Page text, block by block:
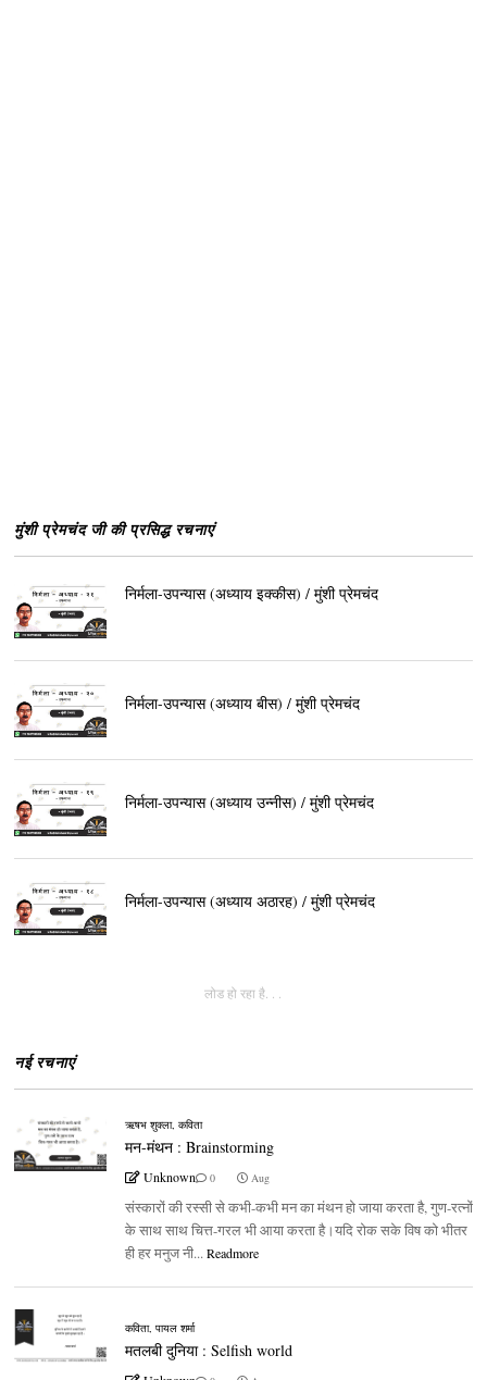
मुंशी प्रेमचंद जी की प्रसिद्ध रचनाएं
निर्मला-उपन्यास (अध्याय इक्कीस) / मुंशी प्रेमचंद
निर्मला-उपन्यास (अध्याय बीस) / मुंशी प्रेमचंद
निर्मला-उपन्यास (अध्याय उन्नीस) / मुंशी प्रेमचंद
निर्मला-उपन्यास (अध्याय अठारह) / मुंशी प्रेमचंद
लोड हो रहा है. . .
नई रचनाएं
ऋषभ शुक्ला, कविता
मन-मंथन : Brainstorming
Unknown 0 Aug
संस्कारों की रस्सी से कभी-कभी मन का मंथन हो जाया करता है, गुण-रत्नों
के साथ साथ चित्त-गरल भी आया करता है।यदि रोक सके विष को भीतर
ही हर मनुज नी... Readmore
कविता, पायल शर्मा
मतलबी दुनिया : Selfish world